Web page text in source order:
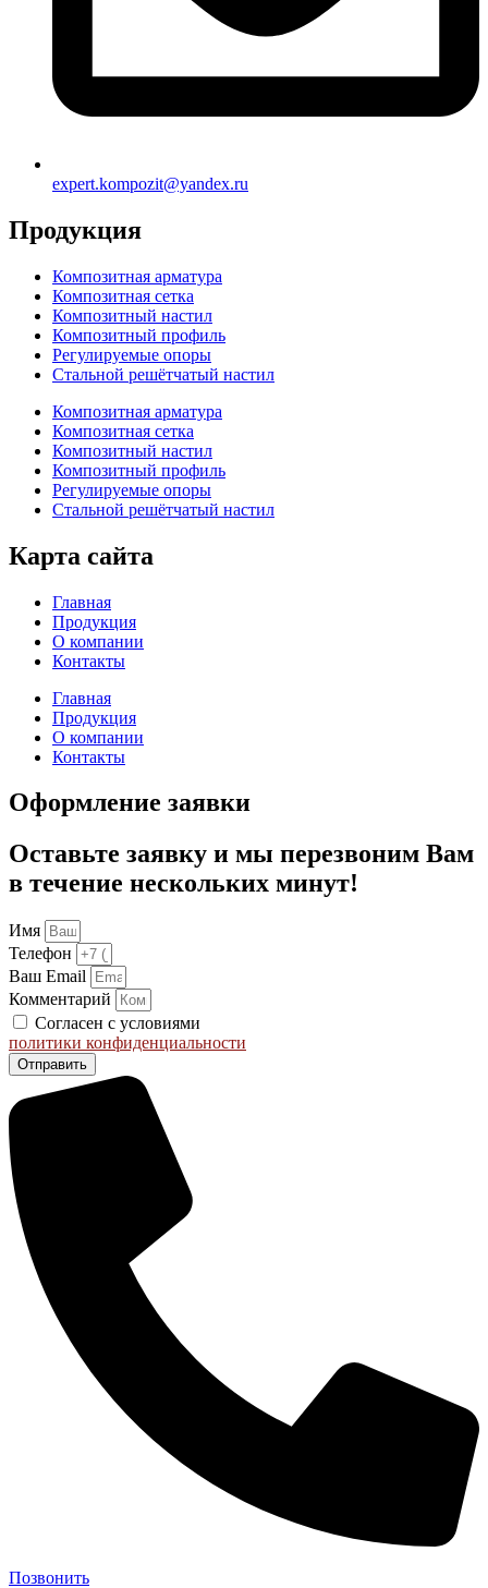
expert.kompozit@yandex.ru
Продукция
Композитная арматура
Композитная сетка
Композитный настил
Композитный профиль
Регулируемые опоры
Стальной решётчатый настил
Композитная арматура
Композитная сетка
Композитный настил
Композитный профиль
Регулируемые опоры
Стальной решётчатый настил
Карта сайта
Главная
Продукция
О компании
Контакты
Главная
Продукция
О компании
Контакты
Оформление заявки
Оставьте заявку и мы перезвоним Вам
в течение нескольких минут!
Имя
Телефон
Ваш Email
Комментарий
Согласен с условиями
политики конфиденциальности
Отправить
Позвонить